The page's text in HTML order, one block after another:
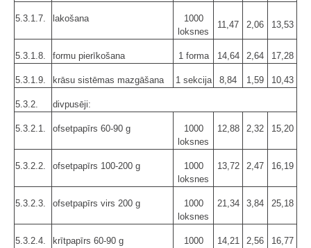
5.3.1.7. lakošana
1000
loksnes
11,47 2,06 13,53
5.3.1.8. formu pierīkošana 1 forma 14,64 2,64 17,28
5.3.1.9. krāsu sistēmas mazgāšana 1 sekcija 8,84 1,59 10,43
5.3.2. divpusēji:
5.3.2.1. ofsetpapīrs 60-90 g
1000
loksnes
12,88 2,32 15,20
5.3.2.2. ofsetpapīrs 100-200 g
1000
loksnes
13,72 2,47 16,19
5.3.2.3. ofsetpapīrs virs 200 g
1000
loksnes
21,34 3,84 25,18
5.3.2.4. krītpapīrs 60-90 g
1000
14,21 2,56 16,77